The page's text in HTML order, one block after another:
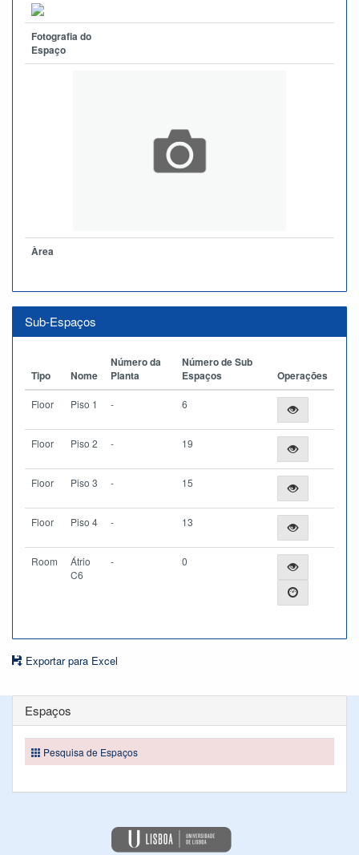
Fotografia do
Espaço
Àrea
Sub-Espaços
Tipo Nome
Número da
Planta
Número de Sub
Espaços
Operações
Floor Piso 1 - 6
Floor Piso 2 - 19
Floor Piso 3 - 15
Floor Piso 4 - 13
Room
Átrio
C6
- 0
Exportar para Excel
Espaços
Pesquisa de Espaços